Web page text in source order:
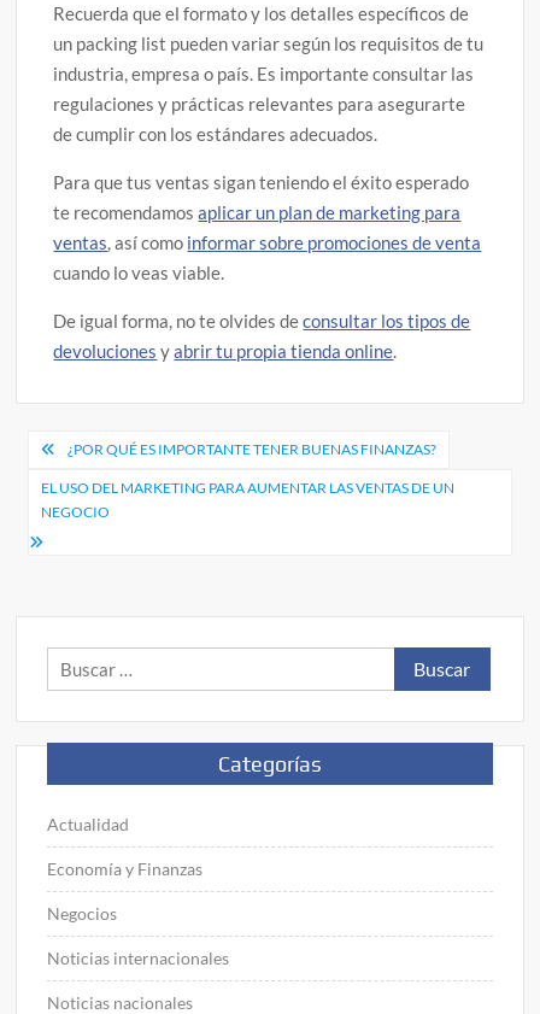
Recuerda que el formato y los detalles específicos de
un packing list pueden variar según los requisitos de tu
industria, empresa o país. Es importante consultar las
regulaciones y prácticas relevantes para asegurarte
de cumplir con los estándares adecuados.
Para que tus ventas sigan teniendo el éxito esperado
te recomendamosaplicar un plan de marketing para
ventas, así como informar sobre promociones de venta
cuando lo veas viable.
De igual forma, no te olvides deconsultar los tipos de
devoluciones yabrir tu propia tienda online.
Navegación
de
entradas
¿POR QUÉ ES IMPORTANTE TENER BUENAS FINANZAS?
EL USO DEL MARKETING PARA AUMENTAR LAS VENTAS DE UN
NEGOCIO
Buscar:
Categorías
Actualidad
Economía y Finanzas
Negocios
Noticias internacionales
Noticias nacionales